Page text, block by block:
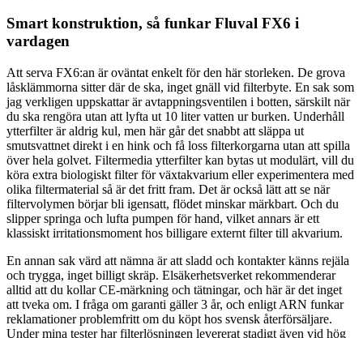
Smart konstruktion, så funkar Fluval FX6 i
vardagen
Att serva FX6:an är oväntat enkelt för den här storleken. De grova
låsklämmorna sitter där de ska, inget gnäll vid filterbyte. En sak som
jag verkligen uppskattar är avtappningsventilen i botten, särskilt när
du ska rengöra utan att lyfta ut 10 liter vatten ur burken. Underhåll
ytterfilter är aldrig kul, men här går det snabbt att släppa ut
smutsvattnet direkt i en hink och få loss filterkorgarna utan att spilla
över hela golvet. Filtermedia ytterfilter kan bytas ut modulärt, vill du
köra extra biologiskt filter för växtakvarium eller experimentera med
olika filtermaterial så är det fritt fram. Det är också lätt att se när
filtervolymen börjar bli igensatt, flödet minskar märkbart. Och du
slipper springa och lufta pumpen för hand, vilket annars är ett
klassiskt irritationsmoment hos billigare externt filter till akvarium.
En annan sak värd att nämna är att sladd och kontakter känns rejäla
och trygga, inget billigt skräp. Elsäkerhetsverket rekommenderar
alltid att du kollar CE-märkning och tätningar, och här är det inget
att tveka om. I fråga om garanti gäller 3 år, och enligt ARN funkar
reklamationer problemfritt om du köpt hos svensk återförsäljare.
Under mina tester har filterlösningen levererat stadigt även vid hög